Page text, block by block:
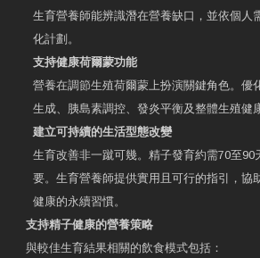
生育營養師能辨識潛在營養缺口，並依個人
化計劃。
支持健康荷爾蒙功能
營養在調節生殖荷爾蒙上扮演關鍵角色。優
生成、胰島素調控、發炎平衡及整體生殖健
建立可持續的生活型態改變
生育改善非一蹴可幾。精子發育約需70至90
要。生育營養師提供實用且可行的指引，協
健康的永續習慣。
支持精子健康的營養策略
與較佳生育結果相關的飲食模式包括：